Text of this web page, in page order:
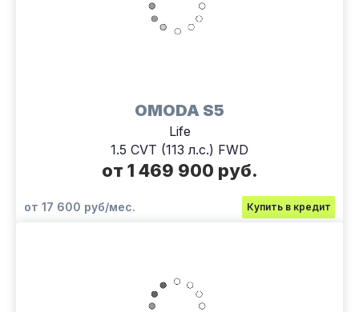
OMODA S5
Life
1.5 CVT (113 л.с.) FWD
от 1 469 900 руб.
от 17 600 руб/мес. Купить в кредит